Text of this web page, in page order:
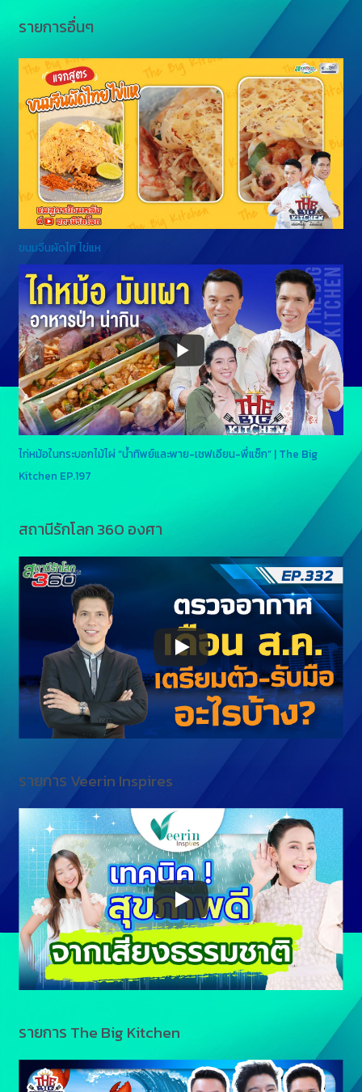
รายการอื่นๆ
ขนมจีนผัดไท ไข่แห
ไก่หม้อในกระบอกไม้ไผ่ “น้ำทิพย์และพาย-เชฟเอียน-พี่แซ็ก” | The Big
Kitchen EP.197
สถานีรักโลก 360 องศา
รายการ Veerin Inspires
รายการ The Big Kitchen